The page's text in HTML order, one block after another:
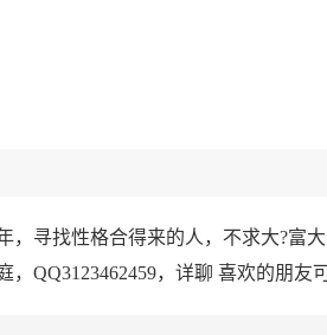
，寻找性格合得来的人，不求大?富
，QQ3123462459，详聊 喜欢的朋友